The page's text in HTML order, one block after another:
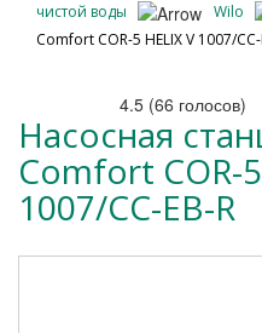
чистой воды
Wilo
Comfort COR-5 HELIX V 1007/CC-
4.5 (66 голосов)
Насосная
Comfort COR-
1007/CC-EB-R